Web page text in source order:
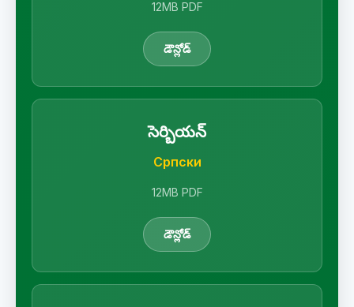
12MB PDF
డౌన్లోడ్
సెర్బియన్
Српски
12MB PDF
డౌన్లోడ్